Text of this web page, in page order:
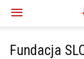
Fundacja